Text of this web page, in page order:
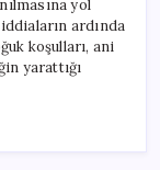
yol
ardında
koşulları, ani
yarattığı